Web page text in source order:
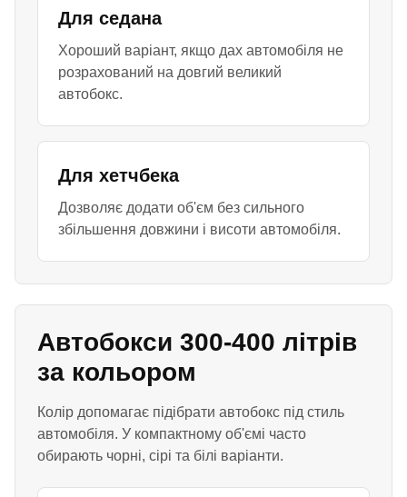
Для седана
Хороший варіант, якщо дах автомобіля не
розрахований на довгий великий
автобокс.
Для хетчбека
Дозволяє додати об'єм без сильного
збільшення довжини і висоти автомобіля.
Автобокси 300-400 літрів
за кольором
Колір допомагає підібрати автобокс під стиль
автомобіля. У компактному об'ємі часто
обирають чорні, сірі та білі варіанти.